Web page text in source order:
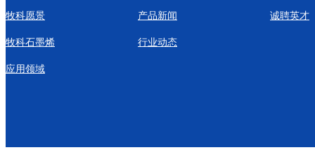
牧科愿景
牧科石墨烯
应用领域
产品新闻
行业动态
诚聘英才